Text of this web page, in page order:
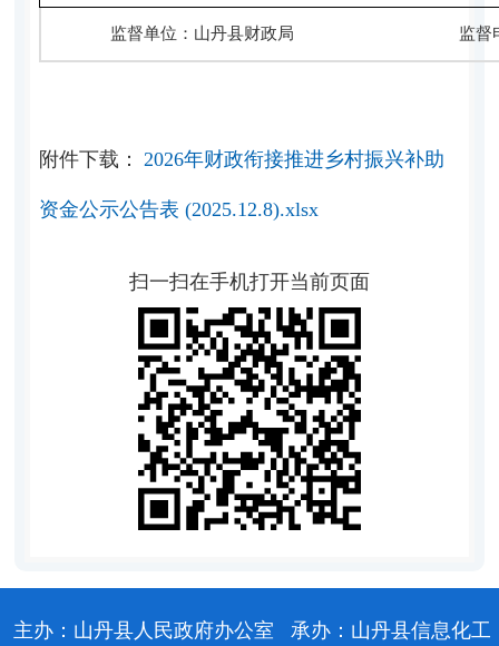
监督单位：山丹县财政局 监督电
附件下载： 2026年财政衔接推进乡村振兴补助
资金公示公告表 (2025.12.8).xlsx
扫一扫在手机打开当前页面
主办：山丹县人民政府办公室 承办：山丹县信息化工